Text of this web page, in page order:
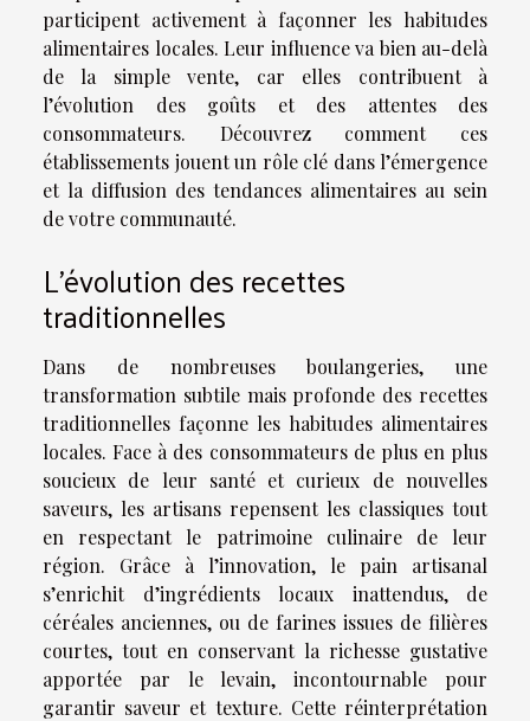
participent activement à façonner les habitudes
alimentaires locales. Leur influence va bien au-delà
de la simple vente, car elles contribuent à
l’évolution des goûts et des attentes des
consommateurs. Découvrez comment ces
établissements jouent un rôle clé dans l’émergence
et la diffusion des tendances alimentaires au sein
de votre communauté.
L’évolution des recettes
traditionnelles
Dans de nombreuses boulangeries, une
transformation subtile mais profonde des recettes
traditionnelles façonne les habitudes alimentaires
locales. Face à des consommateurs de plus en plus
soucieux de leur santé et curieux de nouvelles
saveurs, les artisans repensent les classiques tout
en respectant le patrimoine culinaire de leur
région. Grâce à l’innovation, le pain artisanal
s’enrichit d’ingrédients locaux inattendus, de
céréales anciennes, ou de farines issues de filières
courtes, tout en conservant la richesse gustative
apportée par le levain, incontournable pour
garantir saveur et texture. Cette réinterprétation